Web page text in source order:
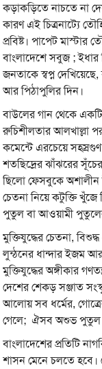
কড়াকড়িতে নাচতে না
কারণ এই চিত্রনাট্যে
প্রবিষ্ট। পাপেট মাস্টার
বাংলাদেশে সবুজ ;
জনতাকে স্বপ্ন
আর পিঠাপুলির দিন।
বাউলের গান থেকে
রুচিশীলতার আলখাল্লা
কমেন্টে এরচেয়ে
শতছিদ্রের ঝাঁঝরের
ছিলো ফেসবুকে অশালীন
চেতনা নিয়ে কটুক্তি খুঁজে
পুতুল বা আওয়ামী পুতুলের
মুক্তিযুদ্ধের চেতনা,
লুন্ঠনের ধান্দার ইজম
মুক্তিযুদ্ধের অঙ্গীকার
দেশের শেকড় সঞ্জাত
আলোয় সব ধর্মের,
গেলে; ঐসব অশুভ পুতুল
বাংলাদেশের প্রতিটি
শাসন মেনে চলতে